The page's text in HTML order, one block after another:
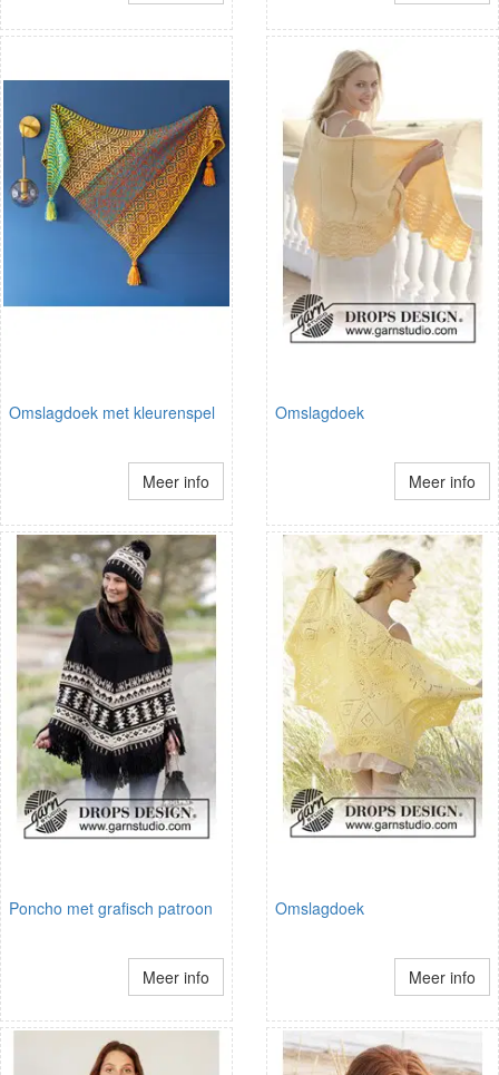
Omslagdoek met kleurenspel
Meer info
Omslagdoek
Meer info
Poncho met grafisch patroon
Meer info
Omslagdoek
Meer info